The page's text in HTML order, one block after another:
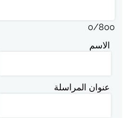
0/800
الاسم
عنوان المراسلة